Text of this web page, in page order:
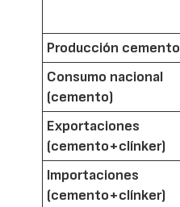
Producción cemento
Consumo nacional
(cemento)
Exportaciones
(cemento+clínker)
Importaciones
(cemento+clínker)